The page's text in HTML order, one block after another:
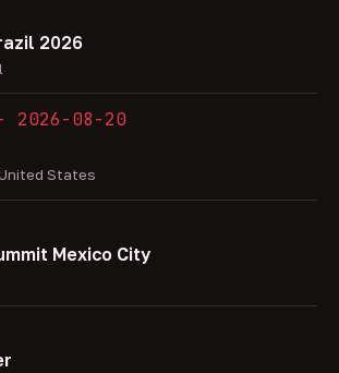
2026
2026-08-20
States
Mexico City